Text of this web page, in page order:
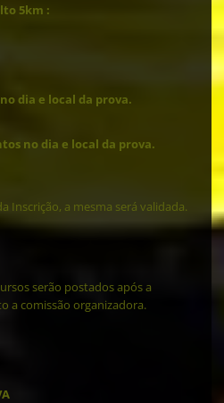
5km :
dia e local da prova.
no dia e local da prova.
Inscrição, a mesma será validada.
serão postados após a
a comissão organizadora.